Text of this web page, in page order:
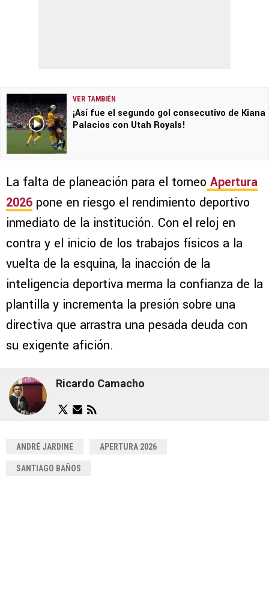
VER TAMBIÉN
¡Así fue el segundo gol consecutivo de Kiana
Palacios con Utah Royals!
La falta de planeación para el torneo Apertura
2026 pone en riesgo el rendimiento deportivo
inmediato de la institución. Con el reloj en
contra y el inicio de los trabajos físicos a la
vuelta de la esquina, la inacción de la
inteligencia deportiva merma la confianza de la
plantilla y incrementa la presión sobre una
directiva que arrastra una pesada deuda con
su exigente afición.
Ricardo Camacho
ANDRÉ JARDINE APERTURA 2026
SANTIAGO BAÑOS